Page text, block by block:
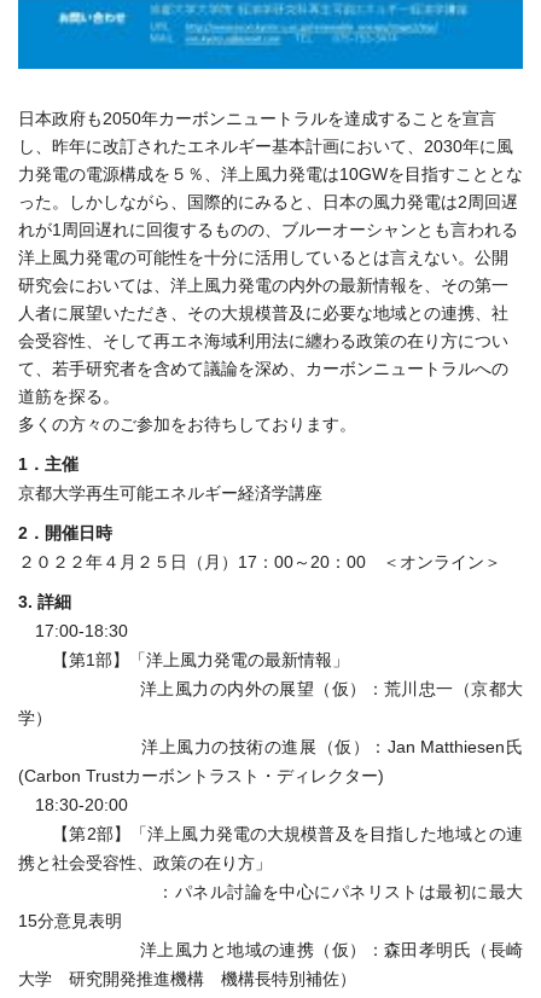
日本政府も2050年カーボンニュートラルを達成することを宣言
し、昨年に改訂されたエネルギー基本計画において、2030年に風
力発電の電源構成を５％、洋上風力発電は10GWを目指すこととな
った。しかしながら、国際的にみると、日本の風力発電は2周回遅
れが1周回遅れに回復するものの、ブルーオーシャンとも言われる
洋上風力発電の可能性を十分に活用しているとは言えない。公開
研究会においては、洋上風力発電の内外の最新情報を、その第一
人者に展望いただき、その大規模普及に必要な地域との連携、社
会受容性、そして再エネ海域利用法に纏わる政策の在り方につい
て、若手研究者を含めて議論を深め、カーボンニュートラルへの
道筋を探る。
多くの方々のご参加をお待ちしております。
1．主催
京都大学再生可能エネルギー経済学講座
2．開催日時
２０２２年４月２５日（月）17：00～20：00 ＜オンライン＞
3. 詳細
17:00-18:30
【第1部】「洋上風力発電の最新情報」
洋上風力の内外の展望（仮）：荒川忠一（京都大
学）
洋上風力の技術の進展（仮）：Jan Matthiesen氏
(Carbon Trustカーボントラスト・ディレクター)
18:30-20:00
【第2部】「洋上風力発電の大規模普及を目指した地域との連
携と社会受容性、政策の在り方」
：パネル討論を中心にパネリストは最初に最大
15分意見表明
洋上風力と地域の連携（仮）：森田孝明氏（長崎
大学 研究開発推進機構 機構長特別補佐）